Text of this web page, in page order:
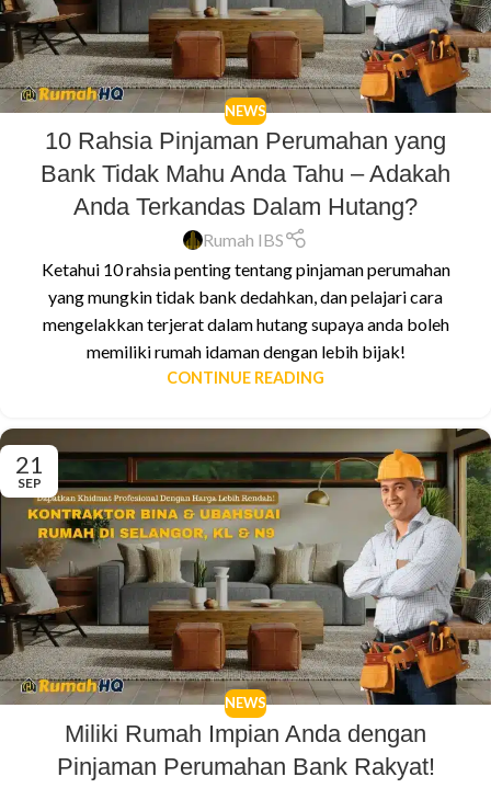
NEWS
10 Rahsia Pinjaman Perumahan yang
Bank Tidak Mahu Anda Tahu – Adakah
Anda Terkandas Dalam Hutang?
Rumah IBS
Ketahui 10 rahsia penting tentang pinjaman perumahan
yang mungkin tidak bank dedahkan, dan pelajari cara
mengelakkan terjerat dalam hutang supaya anda boleh
memiliki rumah idaman dengan lebih bijak!
CONTINUE READING
21
SEP
NEWS
Miliki Rumah Impian Anda dengan
Pinjaman Perumahan Bank Rakyat!